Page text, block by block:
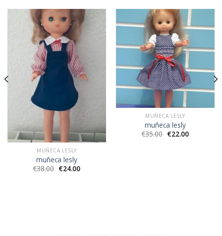
MUÑECA LESLY
muñeca lesly
€38.00 €24.00
MUÑECA LESLY
muñeca lesly
€35.00 €22.00